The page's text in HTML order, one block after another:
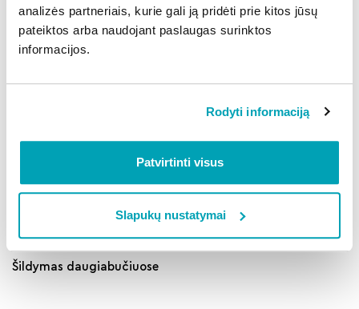
analizės partneriais, kurie gali ją pridėti prie kitos jūsų
pateiktos arba naudojant paslaugas surinktos
informacijos.
Rodyti informaciją
Patvirtinti visus
Slapukų nustatymai
BonoDomo Pay
BonoDomo savitarna
Gyventojų iniciatyvos
Sąskaitos
Šildymas daugiabučiuose